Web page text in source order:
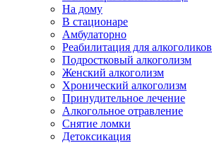
На дому
В стационаре
Амбулаторно
Реабилитация для алкоголиков
Подростковый алкоголизм
Женский алкоголизм
Хронический алкоголизм
Принудительное лечение
Алкогольное отравление
Снятие ломки
Детоксикация